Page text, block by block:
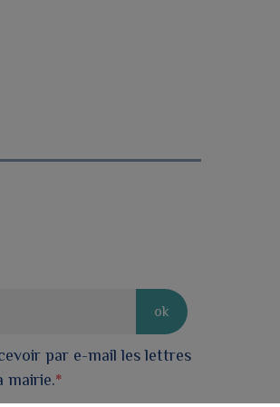
par e-mail les lettres
mairie.*
ok